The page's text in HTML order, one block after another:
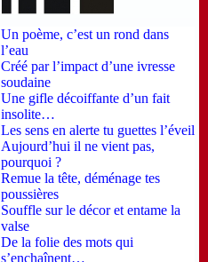
Un poème, c’est un rond dans
l’eau
Créé par l’impact d’une ivresse
soudaine
Une gifle décoiffante d’un fait
insolite…
Les sens en alerte tu guettes l’éveil
Aujourd’hui il ne vient pas,
pourquoi ?
Remue la tête, déménage tes
poussières
Souffle sur le décor et entame la
valse
De la folie des mots qui
s’enchaînent…